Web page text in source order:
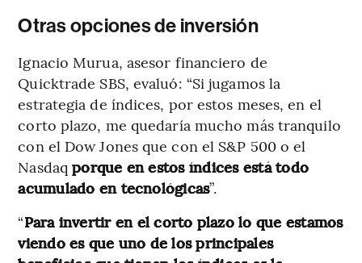
Otras opciones de inversión
Ignacio Murua, asesor financiero de
Quicktrade SBS, evaluó: “Si jugamos la
estrategia de índices, por estos meses, en el
corto plazo, me quedaría mucho más tranquilo
con el Dow Jones que con el S&P 500 o el
Nasdaqporque en estos índices está todo
acumulado en tecnológicas”.
“Para invertir en el corto plazo lo que estamos
viendo es que uno de los principales